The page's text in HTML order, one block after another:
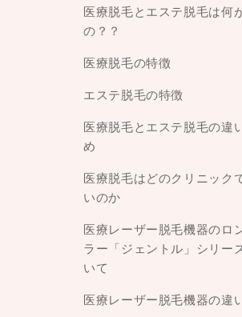
医療脱毛とエステ脱毛は何
の？？
医療脱毛の特徴
エステ脱毛の特徴
医療脱毛とエステ脱毛の違
め
医療脱毛はどのクリニック
いのか
医療レーザー脱毛機器のロ
ラー「ジェントル」シリー
いて
医療レーザー脱毛機器の違